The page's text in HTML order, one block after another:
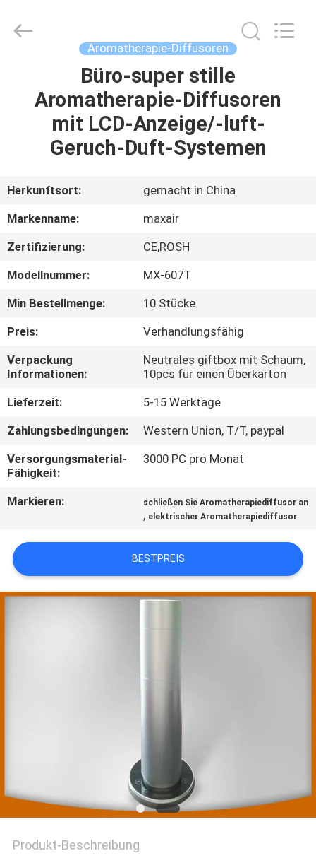
PRODUKTE
UNS
AUSFLUG
QUALITÄTSKONTROLLE
TRETEN
SIE
MIT
UNS
VERBINDUNG
SIE EIN
SHOPPING
Aromatherapie-Diffusoren
Büro-super stille
Aromatherapie-Diffusoren
mit LCD-Anzeige/-luft-
Geruch-Duft-Systemen
Herkunftsort:
gemacht in China
Markenname:
maxair
Zertifizierung:
CE,ROSH
Modellnummer:
MX-607T
Min Bestellmenge:
10 Stücke
Preis:
Verhandlungsfähig
Verpackung
Informationen:
Neutrales giftbox mit Schaum,
10pcs für einen Überkarton
Lieferzeit:
5-15 Werktage
Zahlungsbedingungen:
Western Union, T/T, paypal
Versorgungsmaterial-
Fähigkeit:
3000 PC pro Monat
Markieren: schließen Sie Aromatherapiediffusor an
, elektrischer Aromatherapiediffusor
BESTPREIS
Produkt-Beschreibung